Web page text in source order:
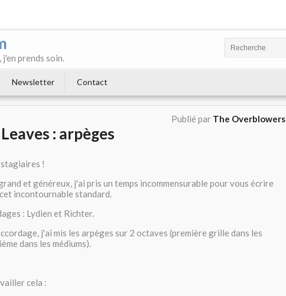
prends soin.
Newsletter Contact
Publié par The Overblowers
: arpèges
!
et généreux, j'ai pris un temps incommensurable pour vous écrire
incontournable standard.
: Lydien et Richter.
j'ai mis les arpèges sur 2 octaves (première grille dans les
dans les médiums).
cela :